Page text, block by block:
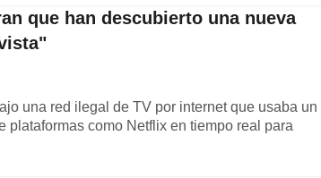
que han descubierto una nueva
una red ilegal de TV por internet que usaba un
como Netflix en tiempo real para